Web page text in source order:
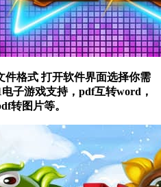
格式 打开软件界面选择你需
子游戏支持，pdf互转word，
转图片等。